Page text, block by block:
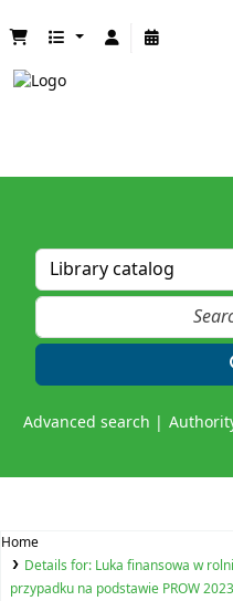
Advanced search
Home
Details for: Luka finansowa w
przypadku na podstawie PROW